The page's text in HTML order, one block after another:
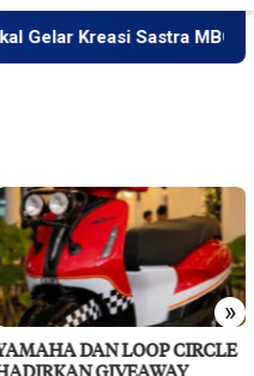
Kreasi Sastra MBG
»
Pendidikan Untad Gelar
Kesehatan Gratis